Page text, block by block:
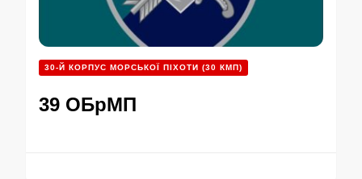
30-Й КОРПУС МОРСЬКОЇ ПІХОТИ (30 КМП)
39 ОБрМП